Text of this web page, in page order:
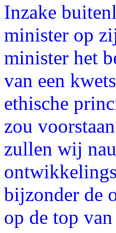
Inzake
minister op
minister het
van een
ethische
zou
zullen wij
bijzonder de
op de top